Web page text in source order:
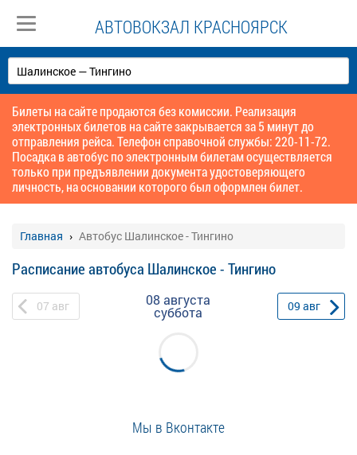
АВТОВОКЗАЛ КРАСНОЯРСК
Билеты на сайте продаются без комиссии. Реализация
электронных билетов на сайте закрывается за 5 минут до
отправления рейса. Телефон справочной службы: 220-11-72.
Посадка в автобус по электронным билетам осуществляется
только при предъявлении документа удостоверяющего
личность, на основании которого был оформлен билет.
Главная Автобус Шалинское - Тингино
Расписание автобуса Шалинское - Тингино
07 авг 08 августа
суббота 09 авг
Мы в Вконтакте